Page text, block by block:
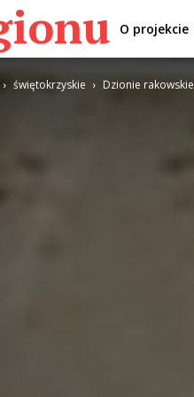
O projekcie
świętokrzyskie Dzionie rakowskie